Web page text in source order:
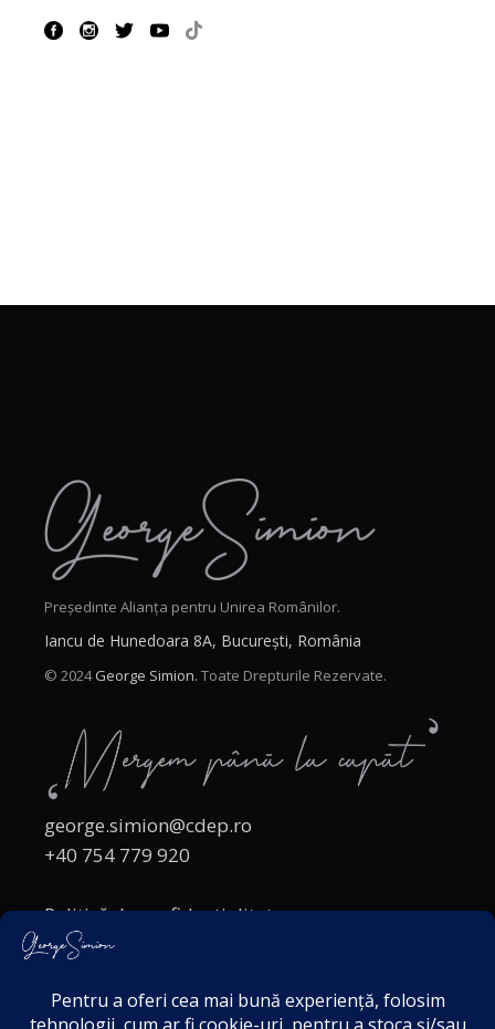
Președinte Alianța pentru Unirea Românilor.
Iancu de Hunedoara 8A, București, România
© 2024George Simion. Toate Drepturile Rezervate.
george.simion@cdep.ro
+40 754 779 920
Politică de confidențialitate
Politica cookies
Acordul de markting